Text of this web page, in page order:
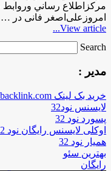
مركزاطلاع رساني
امروزعلی‌اصغر فانی در …
View article...
Search …
مدیر :
خرید بک لینک behtarinbacklink.com
لایسنس نود32
پسورد نود 32
اوکلی لایسنس رایگان نود 32
همیار نود 32
بهترین سئو
رایگان